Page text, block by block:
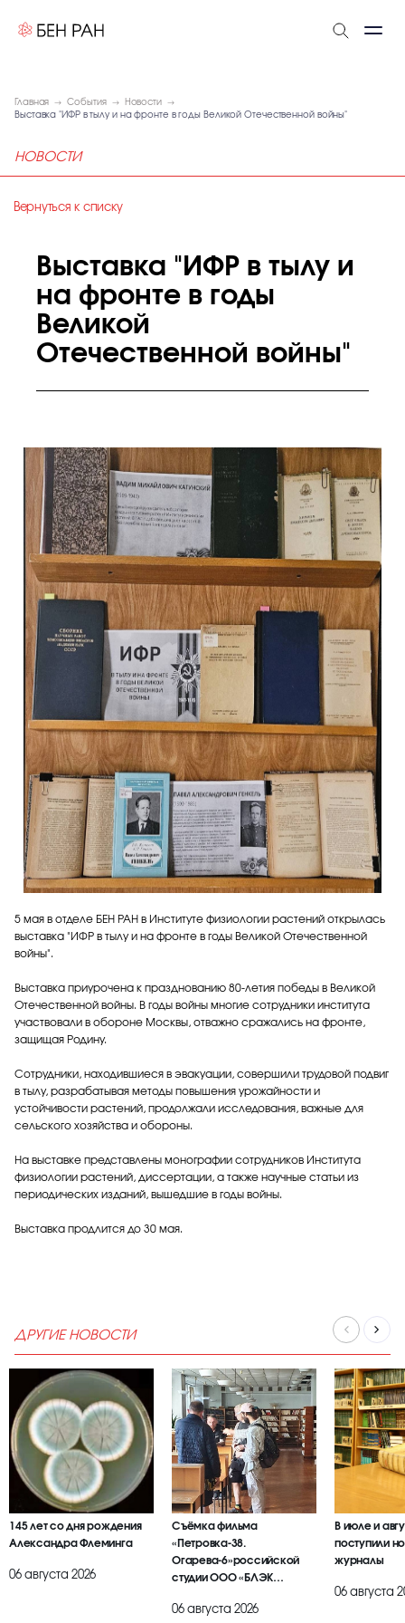
Главная События
Новости
Выставка "ИФР в тылу и на фронте в годы Великой Отечественной войны"
НОВОСТИ
Вернуться к списку
Выставка "ИФР в тылу и
на фронте в годы
Великой
Отечественной войны"
5 мая в отделе БЕН РАН в Институте физиологии растений открылась
выставка "ИФР в тылу и на фронте в годы Великой Отечественной
войны".
Выставка приурочена к празднованию 80-летия победы в Великой
Отечественной войны. В годы войны многие сотрудники института
участвовали в обороне Москвы, отважно сражались на фронте,
защищая Родину.
Сотрудники, находившиеся в эвакуации, совершили трудовой подвиг
в тылу, разрабатывая методы повышения урожайности и
устойчивости растений, продолжали исследования, важные для
сельского хозяйства и обороны.
На выставке представлены монографии сотрудников Института
физиологии растений, диссертации, а также научные статьи из
периодических изданий, вышедшие в годы войны.
Выставка продлится до 30 мая.
ДРУГИЕ НОВОСТИ
145 лет со дня рождения
Александра Флеминга
06 августа 2026
Съёмка фильма
«Петровка-38.
Огарева-6»российской
студии ООО «БЛЭК
06 августа 2026
В июле и
поступили
журналы
06 августа